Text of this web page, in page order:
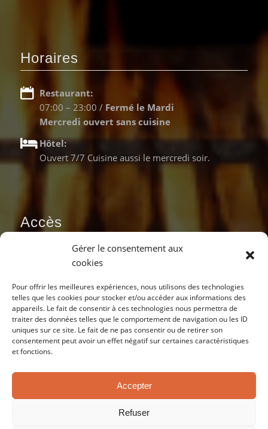
Gérer le consentement aux
cookies
Pour offrir les meilleures expériences, nous utilisons des technologies
telles que les cookies pour stocker et/ou accéder aux informations des
appareils. Le fait de consentir à ces technologies nous permettra de
traiter des données telles que le comportement de navigation ou les ID
uniques sur ce site. Le fait de ne pas consentir ou de retirer son
consentement peut avoir un effet négatif sur certaines caractéristiques
et fonctions.
Accepter
Refuser
Horaires
Restaurant:
07:00 – 23:00 / Fermé le Mardi
Mercredi ouvert sans cuisine
Hôtel:
Ouvert 7/7 Cuisine aussi le mercredi soir.
Accès